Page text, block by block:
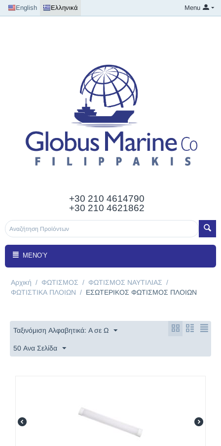
English Ελληνικά Menu
+30 210 4614790
+30 210 4621862
ΜΕΝΟΎ
Αρχική / ΦΩΤΙΣΜΟΣ / ΦΩΤΙΣMΟΣ ΝΑΥΤΙΛΙΑΣ /
ΦΩΤΙΣΤΙΚΑ ΠΛΟΙΩΝ / ΕΣΩΤΕΡΙΚΟΣ ΦΩΤΙΣΜΟΣ ΠΛΟΙΩΝ
Ταξινόμιση Αλφαβητικά: A σε Ω
50 Ανα Σελίδα